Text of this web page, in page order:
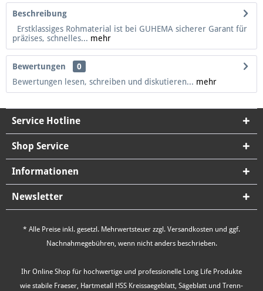
Beschreibung
Erstklassiges Rohmaterial ist bei GUHEMA sicherer Garant für
präzises, schnelles... mehr
Bewertungen
0
Bewertungen lesen, schreiben und diskutieren... mehr
Service Hotline
Shop Service
Informationen
Newsletter
* Alle Preise inkl. gesetzl. Mehrwertsteuer zzgl. Versandkosten und ggf.
Nachnahmegebühren, wenn nicht anders beschrieben.
Ihr Online Shop für hochwertige und professionelle Long Life Produkte
wie stabile Fraeser, Hartmetall HSS Kreissaegeblatt, Sägeblatt und Trenn-